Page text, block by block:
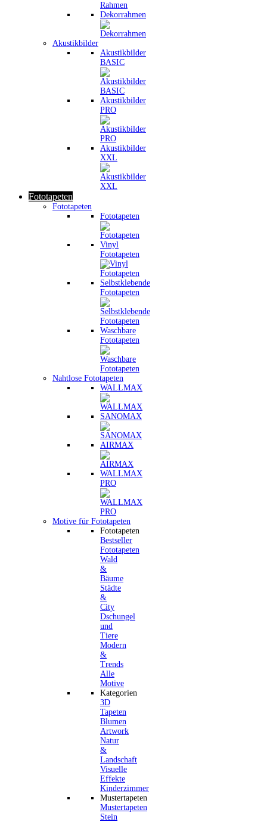
Dekorrahmen
Akustikbilder
Akustikbilder
BASIC
Akustikbilder
PRO
Akustikbilder
XXL
Fototapeten
Fototapeten
Fototapeten
Vinyl
Fototapeten
Selbstklebende
Fototapeten
Waschbare
Fototapeten
Nahtlose Fototapeten
WALLMAX
SANOMAX
AIRMAX
WALLMAX
PRO
Motive für Fototapeten
Fototapeten
Bestseller
Fototapeten
Wald
&
Bäume
Städte
&
City
Dschungel
und
Tiere
Modern
&
Trends
Alle
Motive
Kategorien
3D
Tapeten
Blumen
Artwork
Natur
&
Landschaft
Visuelle
Effekte
Kinderzimmer
Mustertapeten
Mustertapeten
Stein